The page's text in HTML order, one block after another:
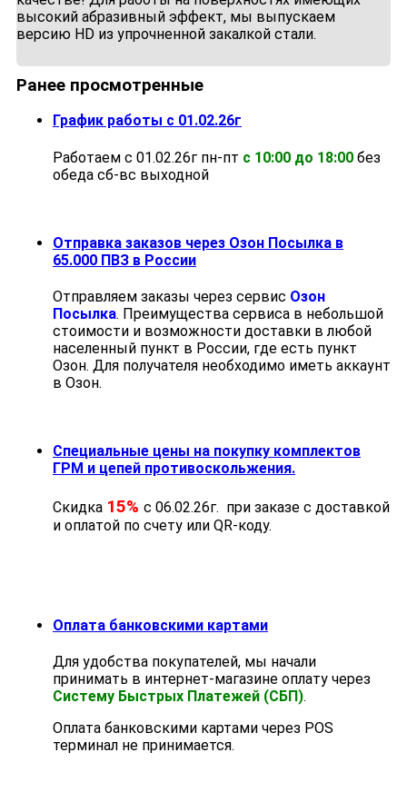
высокий абразивный эффект, мы выпускаем
версию HD из упрочненной закалкой стали.
Ранее просмотренные
График работы с 01.02.26г
Работаем с 01.02.26г пн-пт с 10:00 до 18:00 без
обеда cб-вс выходной
Отправка заказов через Озон Посылка в
65.000 ПВЗ в России
Отправляем заказы через сервис Озон
Посылка. Преимущества сервиса в небольшой
стоимости и возможности доставки в любой
населенный пункт в России, где есть пункт
Озон. Для получателя необходимо иметь аккаунт
в Озон.
Специальные цены на покупку комплектов
ГРМ и цепей противоскольжения.
Скидка 15% с 06.02.26г. при заказе с доставкой
и оплатой по счету или QR-коду.
Оплата банковскими картами
Для удобства покупателей, мы начали
принимать в интернет-магазине оплату через
Систему Быстрых Платежей (СБП).
Оплата банковскими картами через POS
терминал не принимается.